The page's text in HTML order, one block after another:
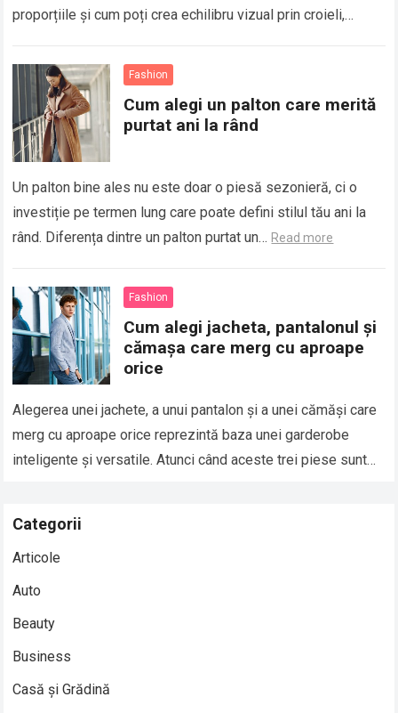
proporțiile și cum poți crea echilibru vizual prin croieli,
Fashion
Cum alegi un palton care merită
purtat ani la rând
Un palton bine ales nu este doar o piesă sezonieră, ci o
investiție pe termen lung care poate defini stilul tău ani la
rând. Diferența dintre un palton purtat un… Read more
Fashion
Cum alegi jacheta, pantalonul și
cămașa care merg cu aproape
orice
Alegerea unei jachete, a unui pantalon și a unei cămăși care
merg cu aproape orice reprezintă baza unei garderobe
inteligente și versatile. Atunci când aceste trei piese sunt
Categorii
Articole
Auto
Beauty
Business
Casă și Grădină